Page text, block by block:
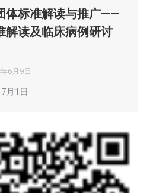
体标准解读与推广——
解读及临床病例研讨
6月9日
月1日